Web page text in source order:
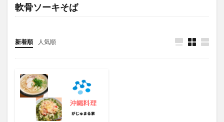
軟骨ソーキそば
新着順 人気順